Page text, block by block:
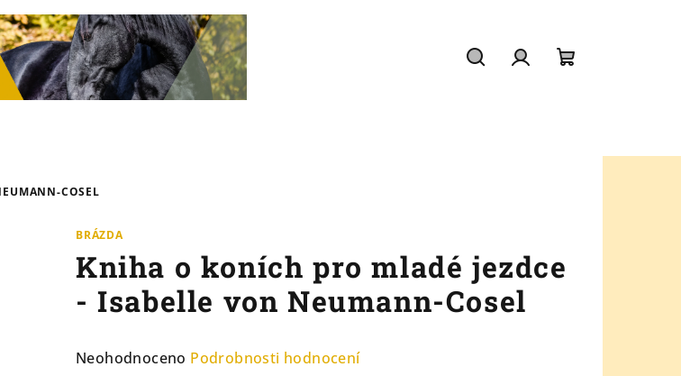
COSEL
BRÁZDA
Kniha o koních pro mladé jezdce
- Isabelle von Neumann-Cosel
Průměrné
Neohodnoceno Podrobnosti hodnocení